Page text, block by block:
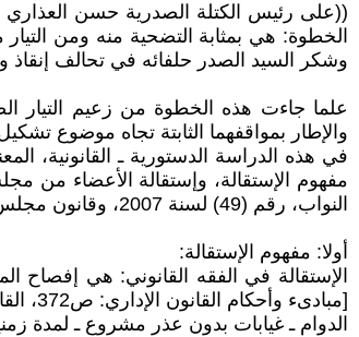
((على رئيس الكتلة الصدرية حسن العذاري
الخطوة: هي بمثابة التضحية منه ومن
وشكر السيد الصدر حلفائه في تحالف
والإطار بمواقفهما الثابتة تجاه موضوع
في هذه الدراسة الدستورية ـ القانونية،
النواب، رقم (49) لسنة 2007، وقانون مجلس النواب وتشكيلاته، رقم (13) لسنة 2018، وقانون إنتخابات مجلس النواب، رقم (9)لسنة 2020، وسنختمها بأهم النتائج والتوصيات.
أولا: مفهوم الإستقالة:
الإستقالة في الفقه القانوني: هي إفصاح
الدوام ـ غيابات بدون عذر مشروع ـ لمدة